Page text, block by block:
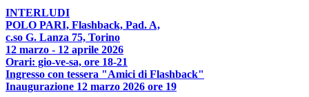
INTERLUDI
POLO PARI, Flashback, Pad. A,
c.so G. Lanza 75, Torino
12 marzo - 12 aprile 2026
Orari: gio-ve-sa, ore 18-21
Ingresso con tessera "Amici di Flashback"
Inaugurazione 12 marzo 2026 ore 19